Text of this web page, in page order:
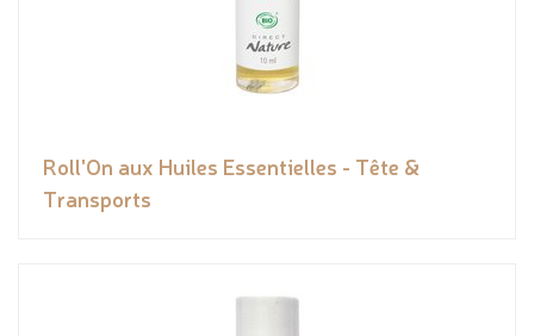
Roll'On aux Huiles Essentielles - Tête &
Transports